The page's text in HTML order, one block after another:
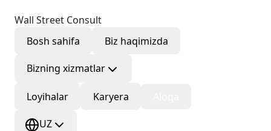
Wall Street Consult
Bosh sahifa
Biz haqimizda
Bizning xizmatlar
Loyihalar Karyera
UZ